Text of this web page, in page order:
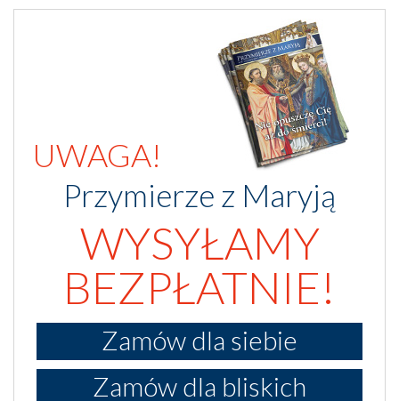
UWAGA!
Przymierze z Maryją
WYSYŁAMY
BEZPŁATNIE!
Zamów dla siebie
Zamów dla bliskich